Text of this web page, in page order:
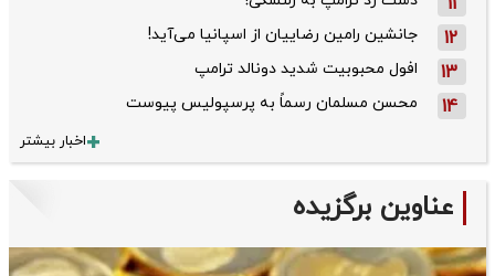
12 جانشین رامین رضاییان از اسپانیا می‌آید!
13 افول محبوبیت شدید دونالد ترامپ
14 محسن مسلمان رسماً به پرسپولیس پیوست
اخبار بیشتر
عناوین برگزیده